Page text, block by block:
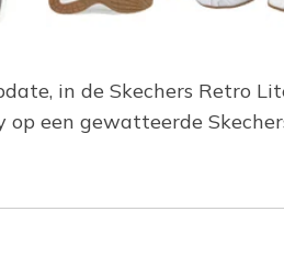
in de Skechers Retro
op een gewatteerde